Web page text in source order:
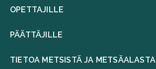
OPETTAJILLE
PÄÄTTÄJILLE
TIETOA METSISTÄ JA METSÄALASTA